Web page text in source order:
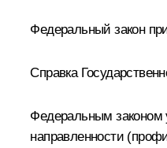
Федеральный закон
Справка
Федеральным законом
направленности